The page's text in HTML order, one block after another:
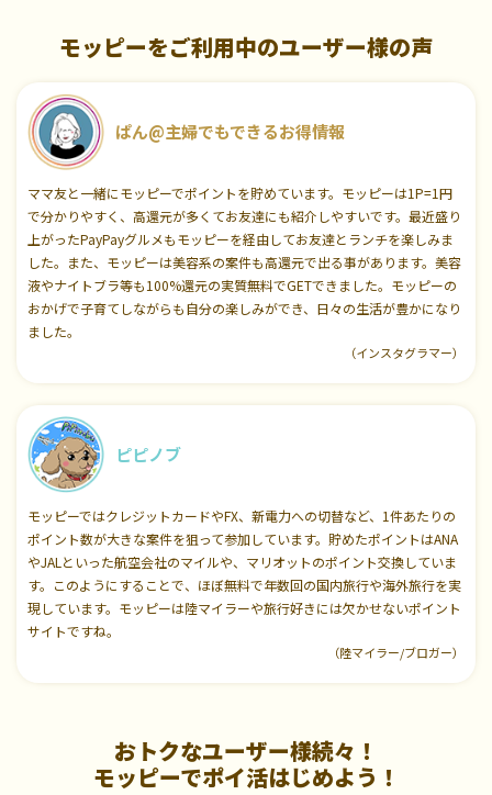
モッピーをご利用中のユーザー様の声
ぱん@主婦でもできるお得情報
ママ友と一緒にモッピーでポイントを貯めています。モッピーは1P=1円
で分かりやすく、高還元が多くてお友達にも紹介しやすいです。最近盛り
上がったPayPayグルメもモッピーを経由してお友達とランチを楽しみま
した。また、モッピーは美容系の案件も高還元で出る事があります。美容
液やナイトブラ等も100%還元の実質無料でGETできました。モッピーの
おかげで子育てしながらも自分の楽しみができ、日々の生活が豊かになり
ました。
（インスタグラマー）
ピピノブ
モッピーではクレジットカードやFX、新電力への切替など、1件あたりの
ポイント数が大きな案件を狙って参加しています。貯めたポイントはANA
やJALといった航空会社のマイルや、マリオットのポイント交換していま
す。このようにすることで、ほぼ無料で年数回の国内旅行や海外旅行を実
現しています。モッピーは陸マイラーや旅行好きには欠かせないポイント
サイトですね。
（陸マイラー/ブロガー）
おトクなユーザー様続々！
モッピーでポイ活はじめよう！